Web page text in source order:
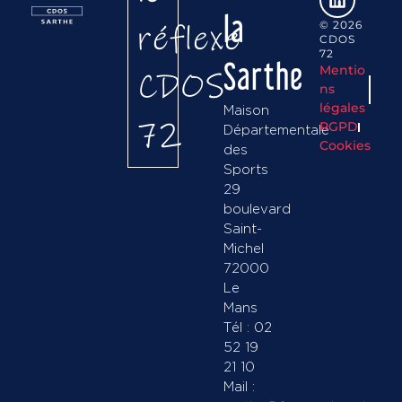
réflexe
CDOS
72
la
Sarthe
Maison
Départementale
des
Sports
29
boulevard
Saint-
Michel
72000
Le
Mans
Tél : 02
52 19
21 10
Mail :
© 2026
CDOS
72
Mentio
ns
légales
RGPD
Cookies